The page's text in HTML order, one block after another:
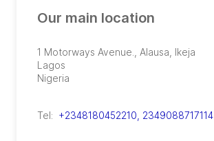
Our main location
1 Motorways Avenue.
Alausa, Ikeja
Lagos
Nigeria
Tel: +2348180452210, 2349088717114